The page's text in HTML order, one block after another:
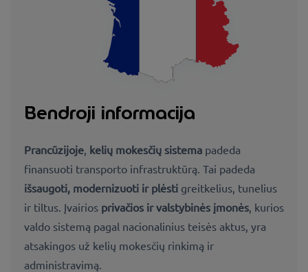
Bendroji informacija
Prancūzijoje kelių mokesčių sistema padeda
finansuoti transporto infrastruktūrą. Tai padeda
išsaugoti, modernizuoti ir plėsti greitkelius, tunelius
ir tiltus. Įvairios privačios ir valstybinės įmonės , kurios
valdo sistemą pagal nacionalinius teisės aktus, yra
atsakingos už kelių mokesčių rinkimą ir
administravimą.